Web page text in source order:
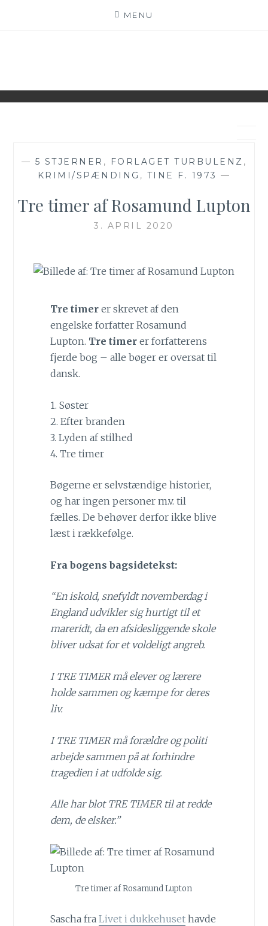
MENU
— 5 STJERNER , FORLAGET TURBULENZ ,
KRIMI/SPÆNDING , TINE F. 1973 —
Tre timer af Rosamund Lupton
3. APRIL 2020
Tre timerer skrevet af den
engelske forfatter Rosamund
Lupton. Tre timerer forfatterens
fjerde bog – alle bøger er oversat til
dansk.
1. Søster
2. Efter branden
3. Lyden af stilhed
4. Tre timer
Bøgerne er selvstændige historier,
og har ingen personer m.v. til
fælles. De behøver derfor ikke blive
læst i rækkefølge.
Fra bogens bagsidetekst:
“En iskold, snefyldt novemberdag i
England udvikler sig hurtigt til et
mareridt, da en afsidesliggende skole
bliver udsat for et voldeligt angreb.
I TRE TIMER må elever og lærere
holde sammen og kæmpe for deres
liv.
I TRE TIMER må forældre og politi
arbejde sammen på at forhindre
tragedien i at udfolde sig.
Alle har blot TRE TIMER til at redde
dem, de elsker.”
Tre timer af Rosamund Lupton
Sascha fra Livet i dukkehusethavde